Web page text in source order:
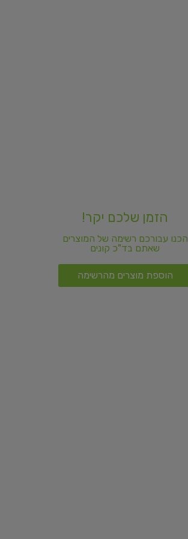
הזמן שלכם יקר!
הכנו עבורכם רשימה של המוצרים
שאתם בד"כ קונים
הוספת מוצרים מהרשימה